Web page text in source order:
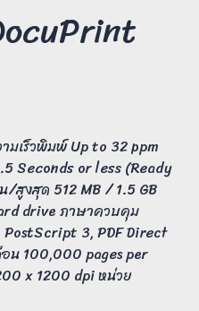
เร็วพิมพ์ Up to 32 ppm
Seconds or less (Ready
/สูงสุด 512 MB / 1.5 GB
drive ภาษาควบคุม
PostScript 3, PDF Direct
น 100,000 pages per
x 1200 dpi หน่วย